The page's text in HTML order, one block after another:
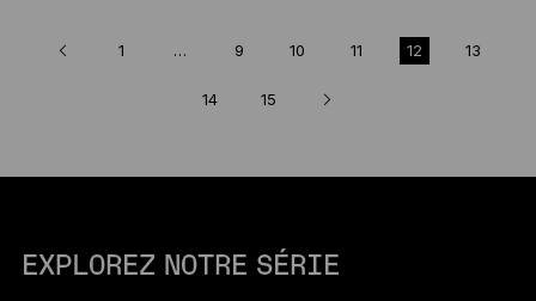
1 … 9 10 11 12 13
14 15
EXPLOREZ NOTRE SÉRIE